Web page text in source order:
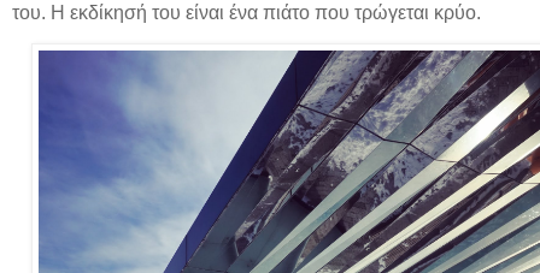
του. Η εκδίκησή του είναι ένα πιάτο που τρώγεται κρύο.